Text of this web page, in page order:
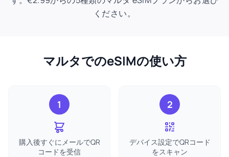
ください。
マルタでのeSIMの使い方
1
購入後すぐにメールでQR
コードを受信
2
デバイス設定でQRコード
をスキャン